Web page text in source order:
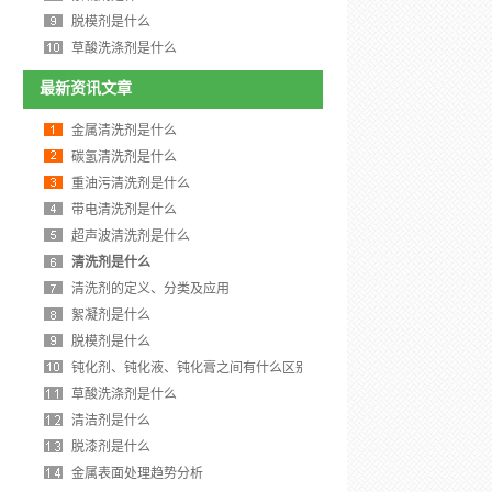
脱模剂是什么
草酸洗涤剂是什么
最新资讯文章
金属清洗剂是什么
碳氢清洗剂是什么
重油污清洗剂是什么
带电清洗剂是什么
超声波清洗剂是什么
清洗剂是什么
清洗剂的定义、分类及应用
絮凝剂是什么
脱模剂是什么
钝化剂、钝化液、钝化膏之间有什么区别
草酸洗涤剂是什么
清洁剂是什么
脱漆剂是什么
金属表面处理趋势分析